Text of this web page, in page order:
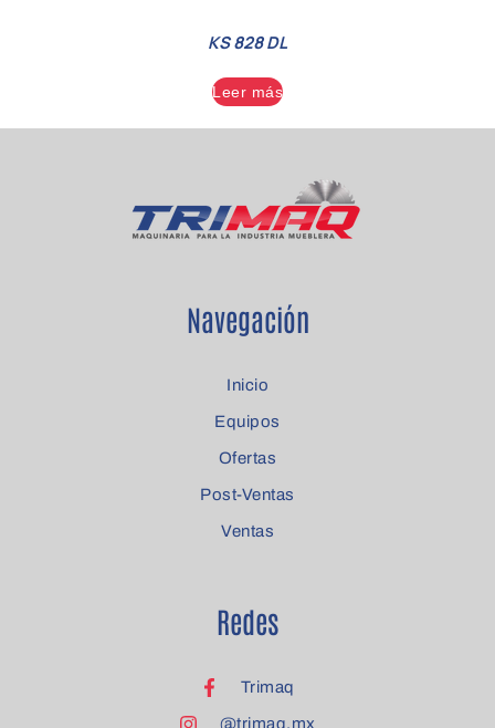
KS 828 DL
Leer más
Navegación
Inicio
Equipos
Ofertas
Post-Ventas
Ventas
Redes
Trimaq
@trimaq.mx